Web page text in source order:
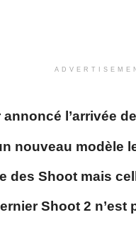
annoncé l’arrivée de
nouveau modèle
des Shoot mais
Shoot 2